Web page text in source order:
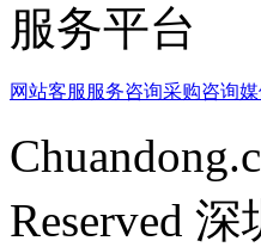
服务平台
网站客服 服务咨询采购咨询
Reserved